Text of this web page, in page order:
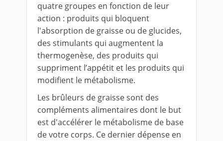
quatre groupes en fonction de leur
action : produits qui bloquent
l'absorption de graisse ou de glucides,
des stimulants qui augmentent la
thermogenèse, des produits qui
suppriment l’appétit et les produits qui
modifient le métabolisme.
Les brûleurs de graisse sont des
compléments alimentaires dont le but
est d'accélérer le métabolisme de base
de votre corps. Ce dernier dépense en